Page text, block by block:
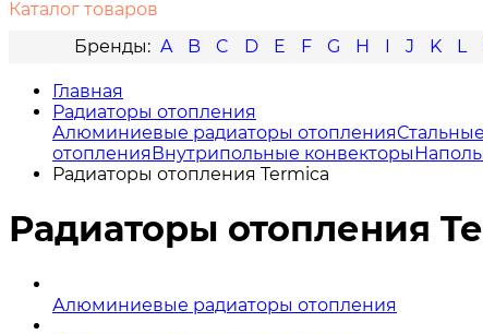
Каталог товаров
A
B C D E F G H I J K L
Главная
Радиаторы отопления
Алюминиевые радиаторы отопления
отопленияВнутрипольные конвекторы
Радиаторы отопления Termica
Радиаторы отопления
Алюминиевые радиаторы отопления